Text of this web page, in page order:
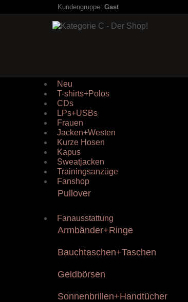
Kundengruppe: Gast
Neu
T-shirts+Polos
CDs
LPs+USBs
Frauen
Jacken+Westen
Kurze Hosen
Kapus
Sweatjacken
Trainingsanzüge
Fanshop
Pullover
Fanausstattung
Armbänder+Ringe
Bauchtaschen+Taschen
Geldbörsen
Sonnenbrillen+Handtücher